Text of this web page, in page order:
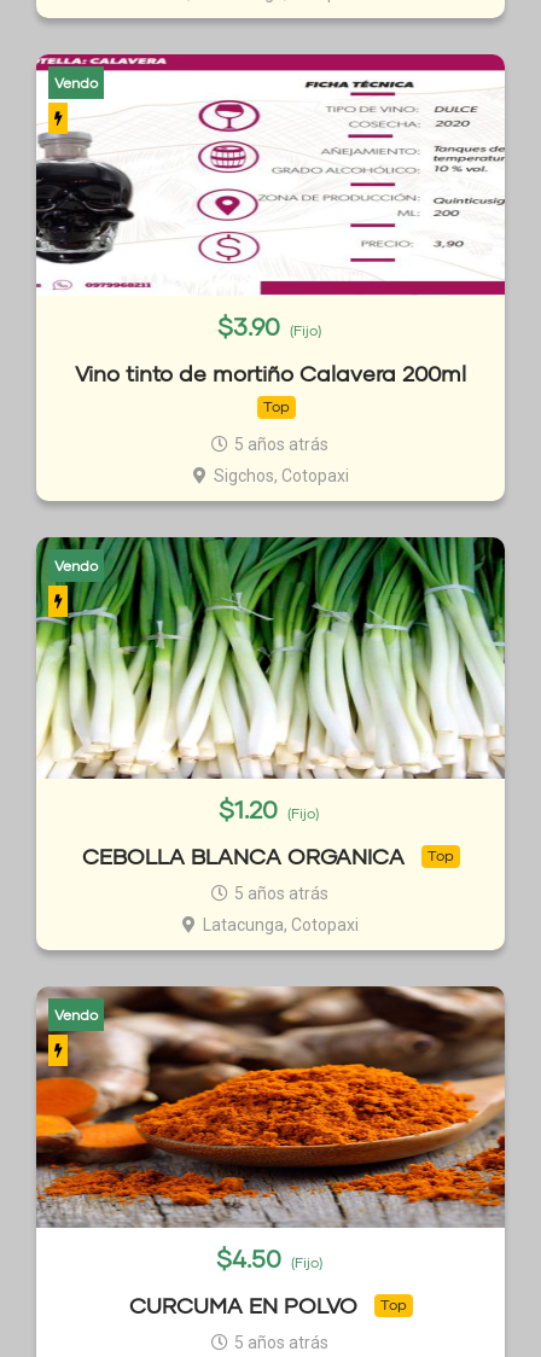
Vendo
$3.90 (Fijo)
Vino tinto de mortiño Calavera 200ml
Top
5 años atrás
Sigchos, Cotopaxi
Vendo
$1.20 (Fijo)
CEBOLLA BLANCA ORGANICA Top
5 años atrás
Latacunga, Cotopaxi
Vendo
$4.50 (Fijo)
CURCUMA EN POLVO Top
5 años atrás